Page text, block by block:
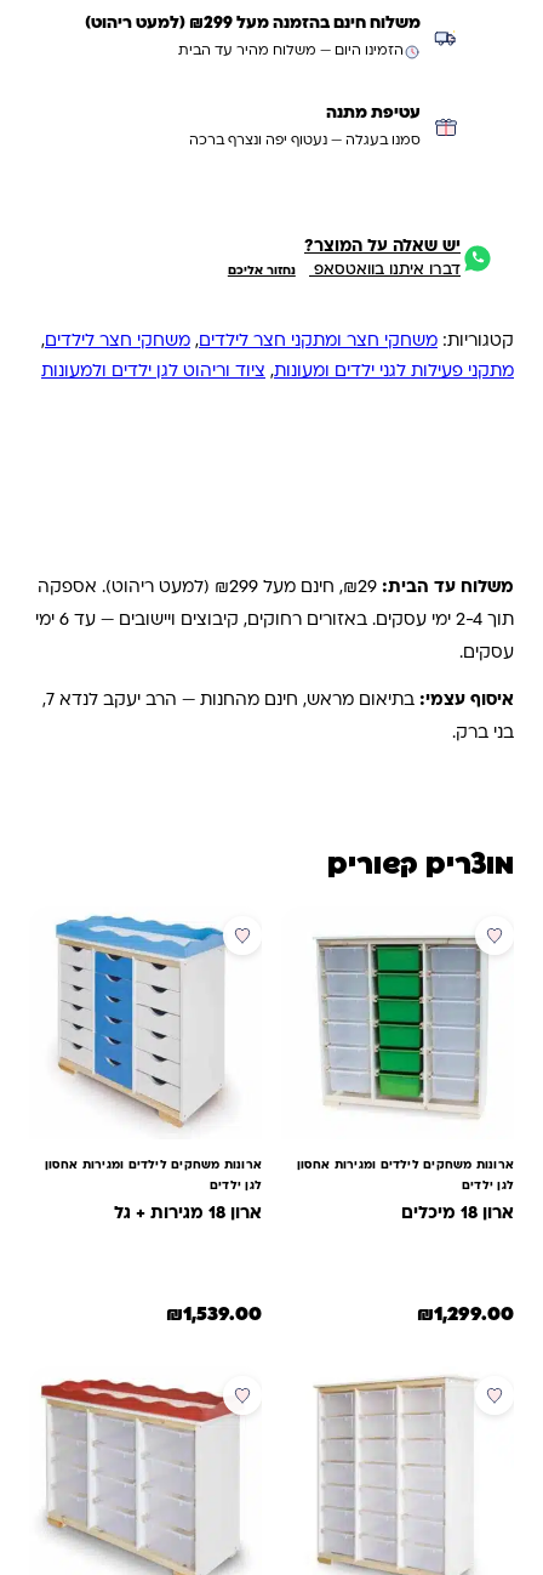
משלוח חינם בהזמנה מעל ₪299 (למעט ריהוט)
הזמינו היום — משלוח מהיר עד הבית
עטיפת מתנה
סמנו בעגלה — נעטוף יפה ונצרף ברכה
יש שאלה על המוצר?
דברו איתנו בוואטסאפ נחזור אליכם
קטגוריות: משחקי חצר ומתקני חצר לילדים, משחקי חצר לילדים,
מתקני פעילות לגני ילדים ומעונות, ציוד וריהוט לגן ילדים ולמעונות
משלוח עד הבית: ₪29, חינם מעל ₪299 (למעט ריהוט). אספקה
תוך 2-4 ימי עסקים. באזורים רחוקים, קיבוצים ויישובים — עד 6 ימי
עסקים.
איסוף עצמי: בתיאום מראש, חינם מהחנות — הרב יעקב לנדא 7,
בני ברק.
מוצרים קשורים
ארונות משחקים לילדים ומגירות אחסון
לגן ילדים
ארון 18 מיכלים
₪1,299.00
ארונות משחקים לילדים ומגירות אחסון
לגן ילדים
ארון 18 מגירות + גל
₪1,539.00